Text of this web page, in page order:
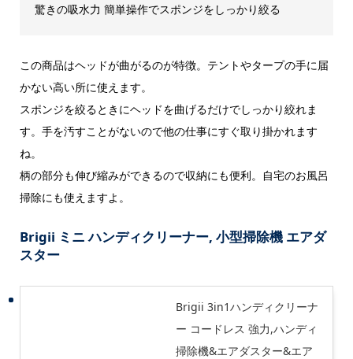
驚きの吸水力 簡単操作でスポンジをしっかり絞る
この商品はヘッドが曲がるのが特徴。テントやタープの手に届
かない高い所に使えます。
スポンジを絞るときにヘッドを曲げるだけでしっかり絞れま
す。手を汚すことがないので他の仕事にすぐ取り掛かれます
ね。
柄の部分も伸び縮みができるので収納にも便利。自宅のお風呂
掃除にも使えますよ。
Brigii ミニ ハンディクリーナー, 小型掃除機 エアダ
スター
Brigii 3in1ハンディクリーナ
ー コードレス 強力,ハンディ
掃除機&エアダスター&エア